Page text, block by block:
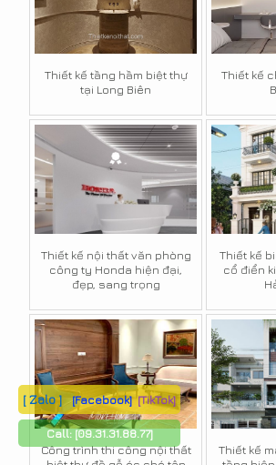
Thiết kế tầng hầm biệt thự
tại Long Biên
Thiết kế
Thiết kế nội thất văn phòng
công ty Honda hiện đại,
đẹp, sang trọng
Thiết kế
cổ điển
Công trình thi công nội thất
Thiết kế
[ Zalo ] [Facebook] [TikTok]
Call:[09.31.31.88.77]